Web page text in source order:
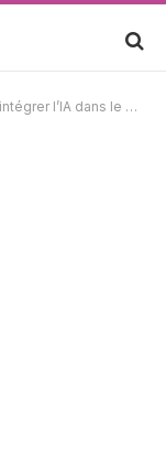
grâce à de nouvelles configurations pour ChatGPT